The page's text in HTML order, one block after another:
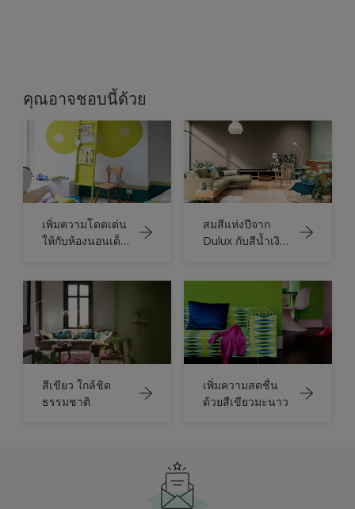
คุณอาจชอบนี้ด้วย
เพิ่มความโดดเด่น
ให้กับห้องนอนเด็ก
สมสีแห่งปีจาก
Dulux กับสีน้ำเงิน
สีเขียว ใกล้ชิด
ธรรมชาติ
เพิ่มความสดชื่น
ด้วยสีเขียวมะนาว